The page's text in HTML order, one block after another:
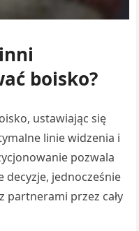
boisko?
ustawiając się
linie widzenia i
pozwala
decyzje, jednocześnie
partnerami przez cały